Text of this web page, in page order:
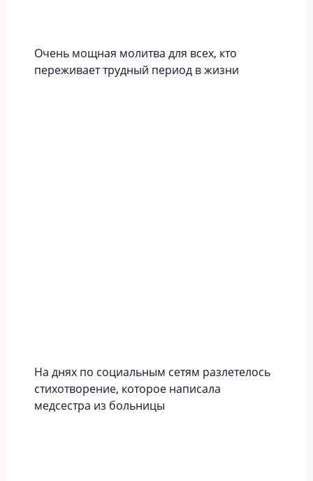
Очень мощная молитва для всех, кто
переживает трудный период в жизни
На днях по социальным сетям разлетелось
стихотворение, которое написала
медсестра из больницы